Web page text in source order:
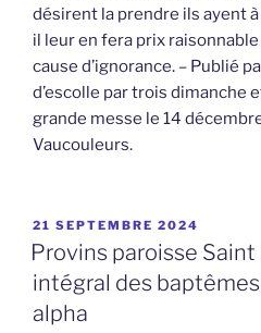
désirent la prendre ils ayent
il leur en fera prix
cause d’ignorance. – Publié
d’escolle par trois dimanche
grande messe le 14
Vaucouleurs.
PUBLIÉ
LE
21 SEPTEMBRE 2024
Provins paroisse Saint
intégral des
alpha